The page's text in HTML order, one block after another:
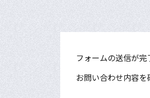
フォームの送信が完
お問い合わせ内容を